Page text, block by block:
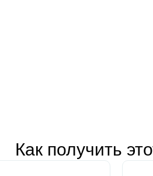
Как получить